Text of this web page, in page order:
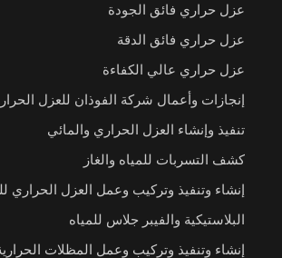
عزل حراري فائق الجودة
عزل حراري فائق الدقة
عزل حراري عالي الكفاءة
إنجازات وأعمال شركة الفوذان للعزل
تنفيذ وإنشاء العزل الحراري والمائي
كشف التسربات للمياه والغاز
إنشاء وتنفيذ وتركيب وعمل العزل الحراري
البلاستيكية والفيبر جلاس للمياه
إنشاء وتنفيذ وتركيب وعمل المظلات